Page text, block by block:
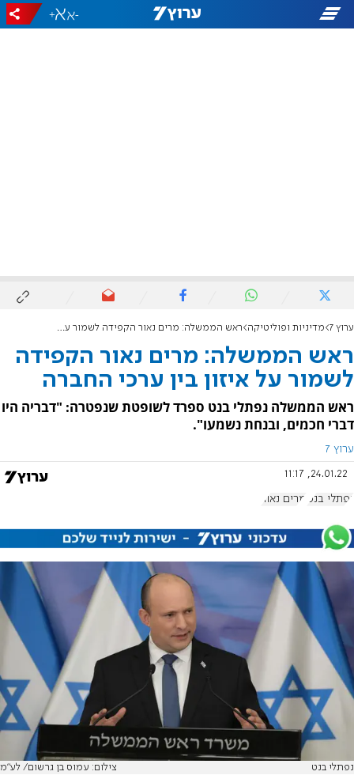
-
+
ערוץ 7 מדיניות ופוליטיקה ראש הממשלה: מרים נאור הקפידה לשמור על איזון בין ערכי החברה
ראש הממשלה: מרים נאור הקפידה
לשמור על איזון בין ערכי החברה
ראש הממשלה נפתלי בנט ספרד לשופטת שנפטרה: "דבריה היו
דברי חכמים, ובנחת נשמעו".
ערוץ 7
24.01.22, 11:17
נפתלי בנט מרים נאור
נפתלי בנט צילום: עמוס בן גרשום/ לע"מ